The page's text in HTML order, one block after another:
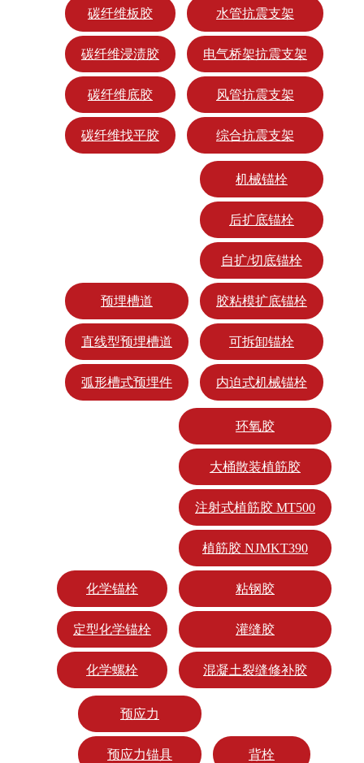
碳纤维板胶
碳纤维浸渍胶
碳纤维底胶
碳纤维找平胶
水管抗震支架
电气桥架抗震支架
风管抗震支架
综合抗震支架
预埋槽道
直线型预埋槽道
弧形槽式预埋件
机械锚栓
后扩底锚栓
自扩/切底锚栓
胶粘模扩底锚栓
可拆卸锚栓
内迫式机械锚栓
化学锚栓
定型化学锚栓
化学螺栓
环氧胶
大桶散装植筋胶
注射式植筋胶 MT500
植筋胶 NJMKT390
粘钢胶
灌缝胶
混凝土裂缝修补胶
预应力
预应力锚具 背栓